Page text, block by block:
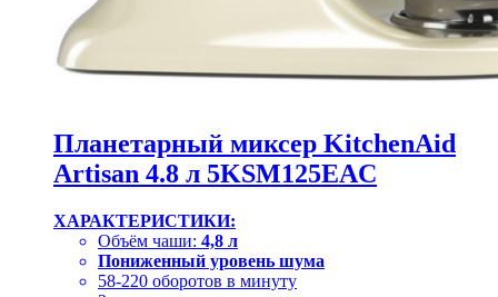
Планетарный миксер KitchenAid
Artisan 4.8 л 5KSM125EAC
ХАРАКТЕРИСТИКИ:
Объём чаши: 4,8 л
Пониженный уровень шума
58-220 оборотов в минуту